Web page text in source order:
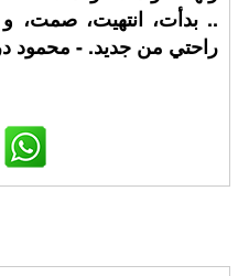
.. بدأت، انتهيت،
راحتي من جديد. - محمود